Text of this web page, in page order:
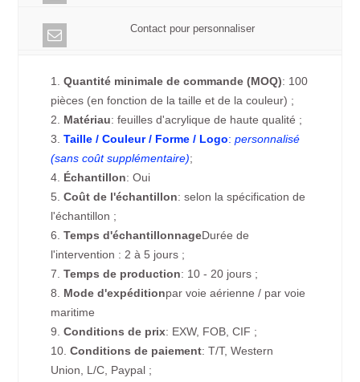
Contact pour personnaliser
1.Quantité minimale de commande (MOQ): 100
pièces (en fonction de la taille et de la couleur) ;
2. Matériau: feuilles d'acrylique de haute qualité ;
3.Taille / Couleur / Forme / Logo:personnalisé
(sans coût supplémentaire);
4. Échantillon: Oui
5.Coût de l'échantillon: selon la spécification de
l'échantillon ;
6.Temps d'échantillonnageDurée de
l'intervention : 2 à 5 jours ;
7.Temps de production: 10 - 20 jours ;
8. Mode d'expéditionpar voie aérienne / par voie
maritime
9.Conditions de prix: EXW, FOB, CIF ;
10.Conditions de paiement: T/T, Western
Union, L/C, Paypal ;